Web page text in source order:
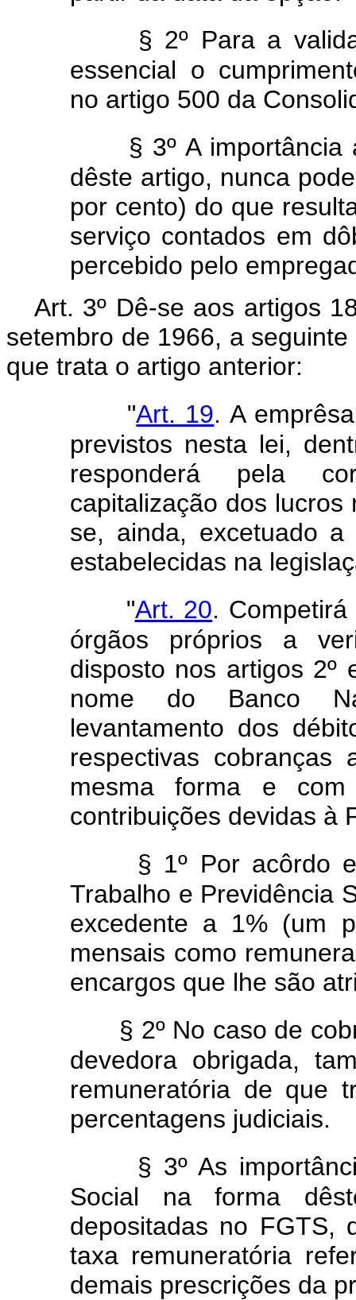
§ 2º Para a
essencial o
no artigo 500 da
§ 3º A
dêste artigo, nunca
por cento) do que
serviço contados em
percebido pelo
Art. 3º Dê-se aos artigos
setembro de 1966, a
que trata o artigo anterior:
"Art. 19. A
previstos nesta lei,
responderá pela
capitalização dos lucros
se, ainda, excetuado
estabelecidas na
"Art. 20.
órgãos próprios a
disposto nos artigos 2º
nome do Banco
levantamento dos
respectivas cobranças
mesma forma e
contribuições devidas à
§ 1º Por acôrdo
Trabalho e Previdência
excedente a 1% (um
mensais como
encargos que lhe são
§ 2º No caso de
devedora obrigada,
remuneratória de que
percentagens judiciais.
§ 3º As
Social na forma
depositadas no FGTS,
taxa remuneratória
demais prescrições da